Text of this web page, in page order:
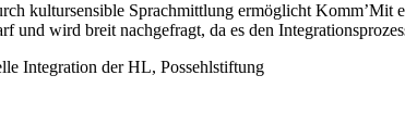
kultursensible Sprachmittlung ermöglicht
und wird breit nachgefragt, da es den
Integration der HL, Possehlstiftung